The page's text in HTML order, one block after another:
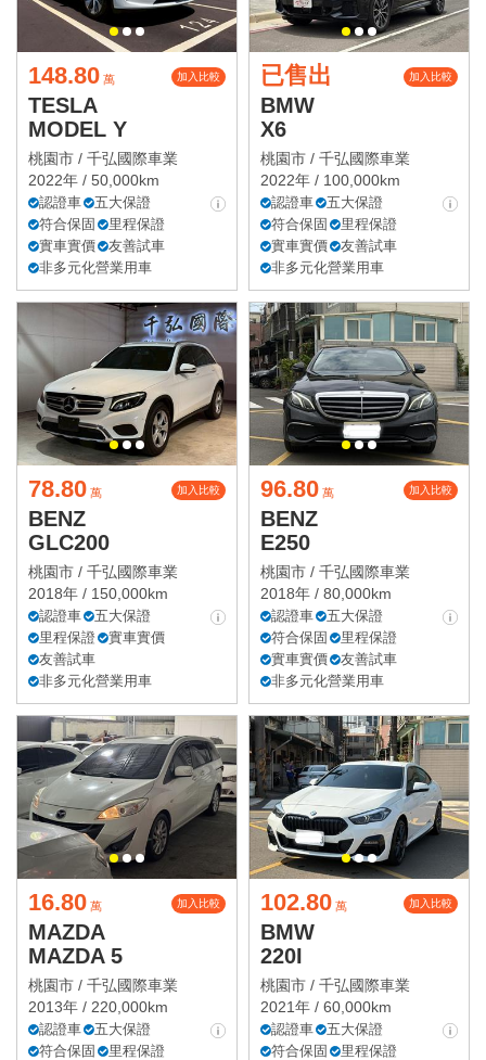
148.80 萬 加入比較
TESLA
MODEL Y
桃園市 / 千弘國際車業
2022年 / 50,000km
認證車
五大保證
符合保固
里程保證
實車實價
友善試車
非多元化營業用車
已售出 加入比較
BMW
X6
桃園市 / 千弘國際車業
2022年 / 100,000km
認證車
五大保證
符合保固
里程保證
實車實價
友善試車
非多元化營業用車
78.80 萬 加入比較
BENZ
GLC200
桃園市 / 千弘國際車業
2018年 / 150,000km
認證車
五大保證
里程保證
實車實價
友善試車
非多元化營業用車
96.80 萬 加入比較
BENZ
E250
桃園市 / 千弘國際車業
2018年 / 80,000km
認證車
五大保證
符合保固
里程保證
實車實價
友善試車
非多元化營業用車
16.80 萬 加入比較
MAZDA
MAZDA 5
桃園市 / 千弘國際車業
2013年 / 220,000km
認證車
五大保證
符合保固
里程保證
102.80 萬 加入比較
BMW
220I
桃園市 / 千弘國際車業
2021年 / 60,000km
認證車
五大保證
符合保固
里程保證